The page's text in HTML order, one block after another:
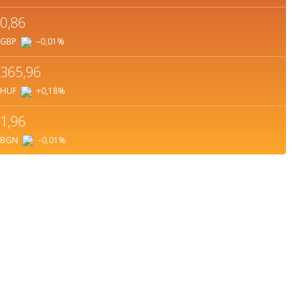
0,86
GBP –0,01 %
365,96
HUF +0,18%
1,96
BGN –0,01 %